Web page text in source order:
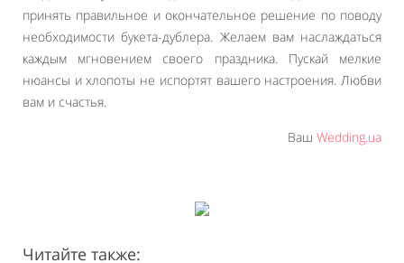
принять правильное и окончательное решение по поводу
необходимости букета-дублера. Желаем вам наслаждаться
каждым мгновением своего праздника. Пускай мелкие
нюансы и хлопоты не испортят вашего настроения. Любви
вам и счастья.
Ваш Wedding.ua
Читайте также: